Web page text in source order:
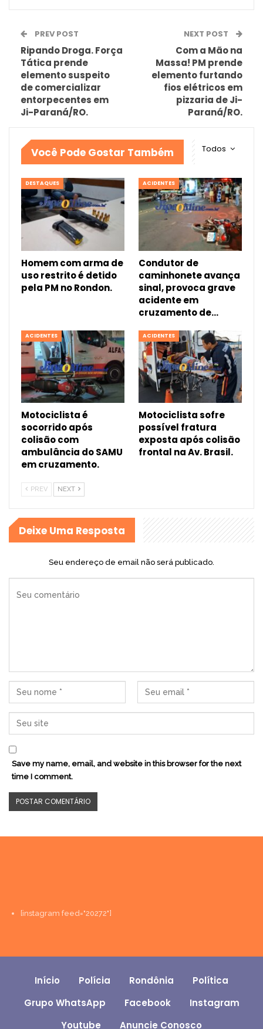
PREV POST
Ripando Droga. Força
Tática prende
elemento suspeito
de comercializar
entorpecentes em
Ji-Paraná/RO.
NEXT POST
Com a Mão na
Massa! PM prende
elemento furtando
fios elétricos em
pizzaria de Ji-
Paraná/RO.
Todos
Você Pode Gostar Também
DESTAQUES
Homem com arma de
uso restrito é detido
pela PM no Rondon.
ACIDENTES
Condutor de
caminhonete avança
sinal, provoca grave
acidente em
cruzamento de…
ACIDENTES
Motociclista é
socorrido após
colisão com
ambulância do SAMU
em cruzamento.
ACIDENTES
Motociclista sofre
possível fratura
exposta após colisão
frontal na Av. Brasil.
PREV NEXT
Deixe Uma Resposta
Seu endereço de email não será publicado.
Save my name, email, and website in this browser for the next
time I comment.
[instagram feed="20272"]
Início Polícia Rondônia
Política
Grupo WhatsApp
Facebook
Instagram
Youtube
Anuncie Conosco